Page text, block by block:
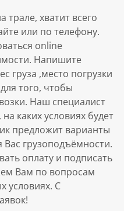
трале, хватит всего
или по телефону.
online
Напишите
груза ,место погрузки
того, чтобы
Наш специалист
каких условиях будет
предложит варианты
грузоподъёмности.
оплату и подписать
Вам по вопросам
условиях. С